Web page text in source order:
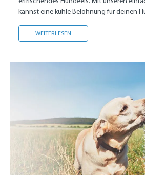
kannst eine kühle Belohnung für deinen
WEITERLESEN